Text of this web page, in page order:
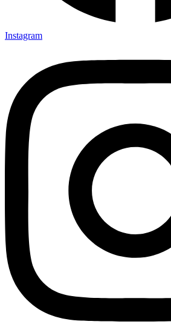
Instagram